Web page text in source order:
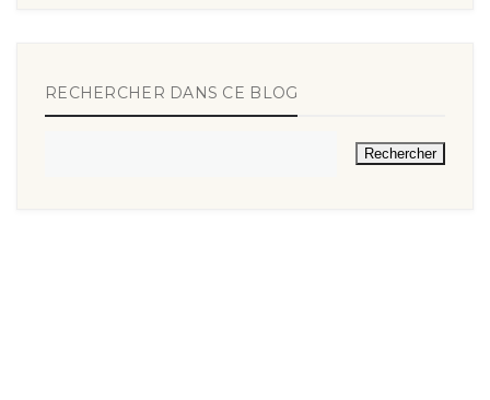
RECHERCHER DANS CE BLOG